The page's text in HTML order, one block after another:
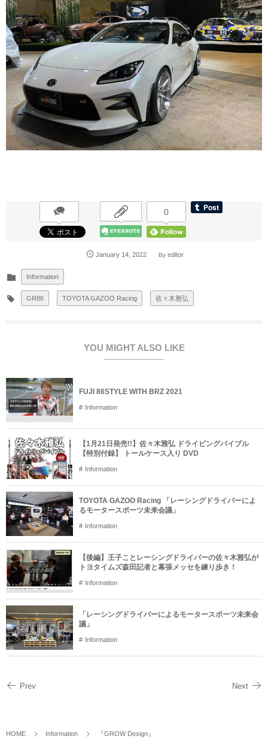
0
January 14, 2022 By editor
Information
GR86 TOYOTA GAZOO Racing 佐々木雅弘
YOU MIGHT ALSO LIKE
FUJI 86STYLE WITH BRZ 2021
Information
【1月21日発売!!】佐々木雅弘 ドライビングバイブル
【特別付録】 トールケース入り DVD
Information
TOYOTA GAZOO Racing 「レーシングドライバーによ
るモータースポーツ未来会議」
Information
【後編】王子ことレーシングドライバーの佐々木雅弘が
トヨタイムズ森田記者と幕張メッセを練り歩き！
Information
「レーシングドライバーによるモータースポーツ未来会
議」
Information
Prev Next
HOME Information 『GROW Design』